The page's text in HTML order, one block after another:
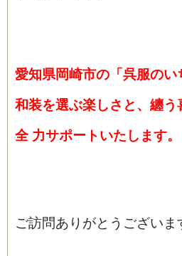
愛知県岡崎市の「呉服のい
和装を選ぶ楽しさと、纏う
全 力サポートいたします。
ご訪問ありがとうございま